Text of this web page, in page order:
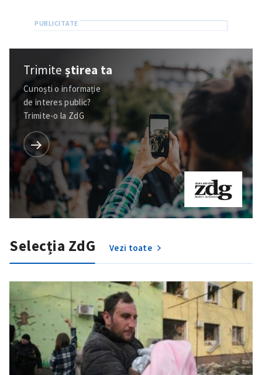
SUSȚINE
Trimiteștirea ta
Cunoști o informație
de interes public?
Trimite-o la ZdG
Selecția ZdG Vezi toate